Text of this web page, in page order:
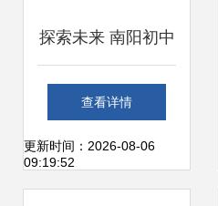
探索未来 南阳初中
毕业生学计算机、
软件与信息服务、
查看详情
更新时间：2026-08-06
09:19:52